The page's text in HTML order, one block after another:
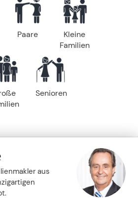
Paare
Kleine
Familien
Senioren
aus